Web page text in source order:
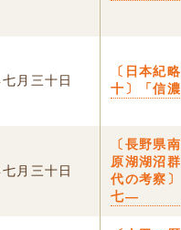
月三十日
〔日本紀
十〕「信
月三十日
〔長野県
原湖湖沼
代の考察
七―